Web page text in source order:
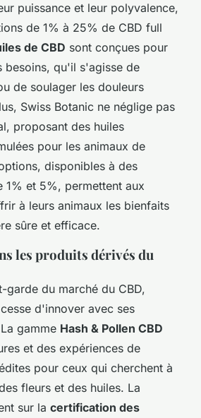
puissance et leur polyvalence,
de 1% à 25% de CBD full
de CBD sont conçues pour
besoins, qu'il s'agisse de
de soulager les douleurs
Swiss Botanic ne néglige pas
proposant des huiles
pour les animaux de
disponibles à des
1% et 5%, permettent aux
à leurs animaux les bienfaits
sûre et efficace.
les produits dérivés du
garde du marché du CBD,
d'innover avec ses
gamme Hash & Pollen CBD
et des expériences de
pour ceux qui cherchent à
fleurs et des huiles. La
sur la certification des